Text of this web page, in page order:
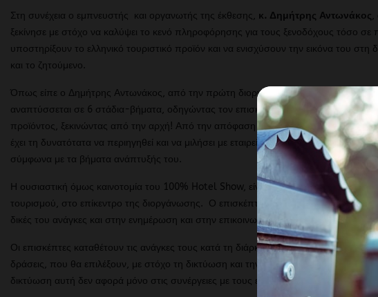
Στη συνέχεια ο εμπνευστής και οργανωτής της έκθεσης, κ. Δημήτρης Αντωνάκος ,
ξεκίνησε με στόχο να καλύψει το κενό πληροφόρησης για τους ξενοδόχους τόσο
υποστηρίξουν το ελληνικό τουριστικό προϊόν και να ενισχύσουν την εικόνα του στη
και το ζητούμενο.
Όπως είπε ο Δημήτρης Αντωνάκος, από την πρώτη διοργάνωση του 2014,
αναπτύσσεται σε 6 στάδια-βήματα, οδηγώντας τον επισκέπτη σε ένα ταξίδι στην
προϊόντος, ξεκινώντας από την αρχή! Από την απόφαση επένδυσης μέχρι και την
έχει τη δυνατότατα να περιηγηθεί και να μιλήσει με εταιρείες σε κάθε στάδιο
σύμφωνα με τα βήματα ανάπτυξής του.
Η ουσιαστική όμως καινοτομία του 100% Hotel Show, είναι το γεγονός ότι
τουρισμού, στο επίκεντρο της διοργάνωσης. Ο επισκέπτης αποτελεί τον πυρήνα
δικές του ανάγκες και στην ενημέρωση και στην επικοινωνία.
Οι επισκέπτες καταθέτουν τις ανάγκες τους κατά τη διάρκεια, αλλά και πριν από
δράσεις, που θα επιλέξουν, με στόχο τη δικτύωση και την επαγγελματική
δικτύωση αυτή δεν αφορά μόνο στις συνέργειες με τους εκθέτες, αλλά και με τους